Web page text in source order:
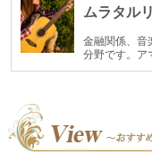
ムラタルリ
金融関係、音
分野です。ア